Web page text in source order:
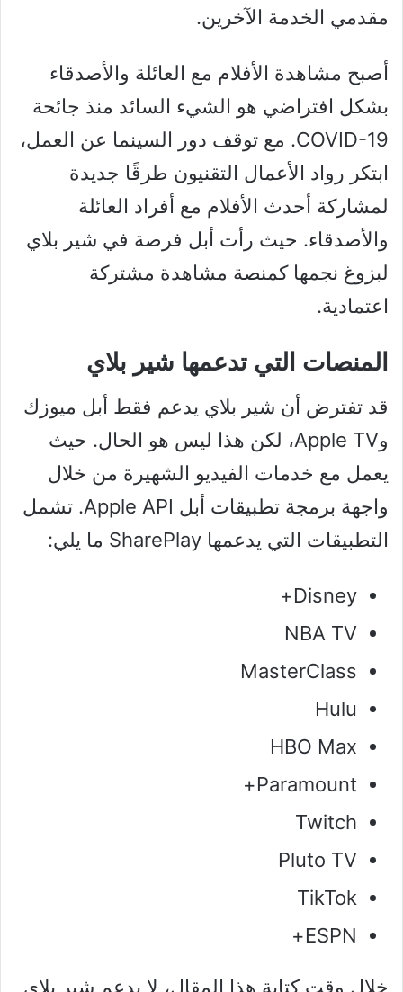
مقدمي الخدمة الآخرين.
أصبح مشاهدة الأفلام مع العائلة والأصدقاء
بشكل افتراضي هو الشيء السائد منذ جائحة
COVID-19. مع توقف دور السينما عن العمل،
ابتكر رواد الأعمال التقنيون طرقًا جديدة
لمشاركة أحدث الأفلام مع أفراد العائلة
والأصدقاء. حيث رأت أبل فرصة في شير بلاي
لبزوغ نجمها كمنصة مشاهدة مشتركة
اعتمادية.
المنصات التي تدعمها شير بلاي
قد تفترض أن شير بلاي يدعم فقط أبل ميوزك
وApple TV، لكن هذا ليس هو الحال. حيث
يعمل مع خدمات الفيديو الشهيرة من خلال
واجهة برمجة تطبيقات أبل Apple API. تشمل
التطبيقات التي يدعمها SharePlay ما يلي:
Disney+
NBA TV
MasterClass
Hulu
HBO Max
Paramount+
Twitch
Pluto TV
TikTok
ESPN+
خلال وقت كتابة هذا المقال، لا يدعم شير بلاي